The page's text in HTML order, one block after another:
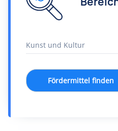
Fördermittel finden